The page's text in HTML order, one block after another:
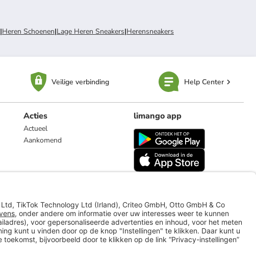
|Heren Schoenen|Lage Heren Sneakers|Herensneakers
Veilige verbinding Help Center
Acties
Actueel
Aankomend
limango app
limango.de limango.pl